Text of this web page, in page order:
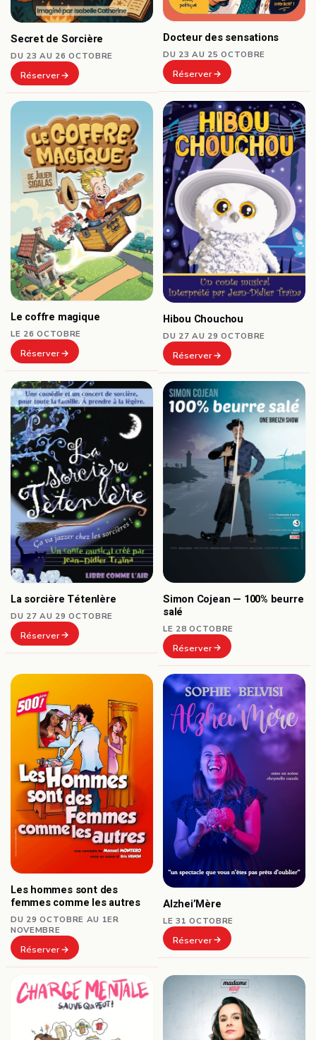
Secret de Sorcière
DU 23 AU 26 OCTOBRE
Réserver
Docteur des sensations
DU 23 AU 25 OCTOBRE
Réserver
Le coffre magique
LE 26 OCTOBRE
Réserver
Hibou Chouchou
DU 27 AU 29 OCTOBRE
Réserver
La sorcière Tétenlère
DU 27 AU 29 OCTOBRE
Réserver
Simon Cojean — 100% beurre
salé
LE 28 OCTOBRE
Réserver
Les hommes sont des
femmes comme les autres
DU 29 OCTOBRE AU 1ER
NOVEMBRE
Réserver
Alzhei’Mère
LE 31 OCTOBRE
Réserver